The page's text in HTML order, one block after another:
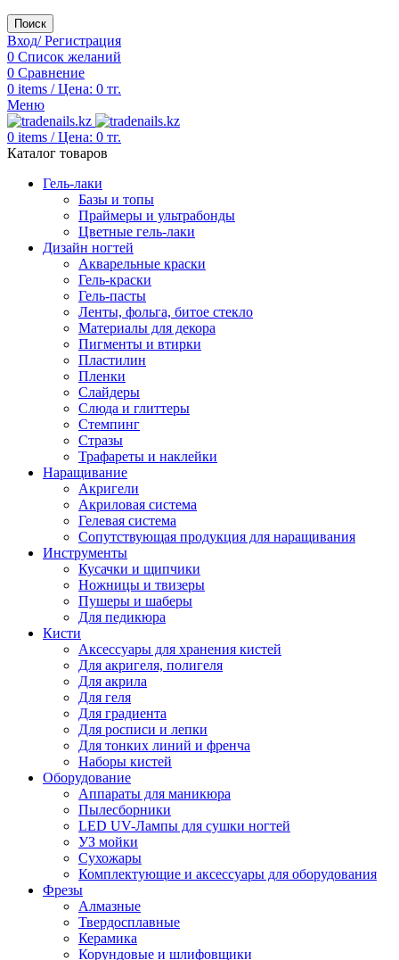
Поиск
Вход/ Регистрация
0 Список желаний
0 Сравнение
0 items / Цена: 0 тг.
Меню
0 items / Цена: 0 тг.
Каталог товаров
Гель-лаки
Базы и топы
Праймеры и ультрабонды
Цветные гель-лаки
Дизайн ногтей
Акварельные краски
Гель-краски
Гель-пасты
Ленты, фольга, битое стекло
Материалы для декора
Пигменты и втирки
Пластилин
Пленки
Слайдеры
Слюда и глиттеры
Стемпинг
Стразы
Трафареты и наклейки
Наращивание
Акригели
Акриловая система
Гелевая система
Сопутствующая продукция для наращивания
Инструменты
Кусачки и щипчики
Ножницы и твизеры
Пушеры и шаберы
Для педикюра
Кисти
Аксессуары для хранения кистей
Для акригеля, полигеля
Для акрила
Для геля
Для градиента
Для росписи и лепки
Для тонких линий и френча
Наборы кистей
Оборудование
Аппараты для маникюра
Пылесборники
LED UV-Лампы для сушки ногтей
УЗ мойки
Сухожары
Комплектующие и аксессуары для оборудования
Фрезы
Алмазные
Твердосплавные
Керамика
Корундовые и шлифовщики